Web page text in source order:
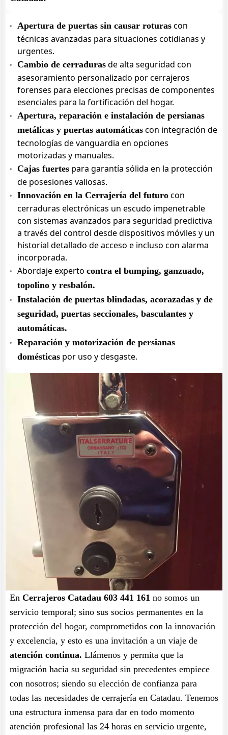
Apertura de puertas sin causar roturas con
técnicas avanzadas para situaciones cotidianas y
urgentes.
Cambio de cerraduras de alta seguridad con
asesoramiento personalizado por cerrajeros
forenses para elecciones precisas de componentes
esenciales para la fortificación del hogar.
Apertura, reparación e instalación de persianas
metálicas y puertas automáticas con integración de
tecnologías de vanguardia en opciones
motorizadas y manuales.
Cajas fuertes para garantía sólida en la protección
de posesiones valiosas.
Innovación en la Cerrajería del futuro con
cerraduras electrónicas un escudo impenetrable
con sistemas avanzados para seguridad predictiva
a través del control desde dispositivos móviles y un
historial detallado de acceso e incluso con alarma
incorporada.
Abordaje experto contra el bumping, ganzuado,
topolino y resbalón.
Instalación de puertas blindadas, acorazadas y de
seguridad, puertas seccionales, basculantes y
automáticas.
Reparación y motorización de persianas
domésticas por uso y desgaste.
En Cerrajeros Catadau 603 441 161 no somos un
servicio temporal; sino sus socios permanentes en la
protección del hogar, comprometidos con la innovación
y excelencia, y esto es una invitación a un viaje de
atención continua. Llámenos y permita que la
migración hacia su seguridad sin precedentes empiece
con nosotros; siendo su elección de confianza para
todas las necesidades de cerrajería en Catadau. Tenemos
una estructura inmensa para dar en todo momento
atención profesional las 24 horas en servicio urgente,